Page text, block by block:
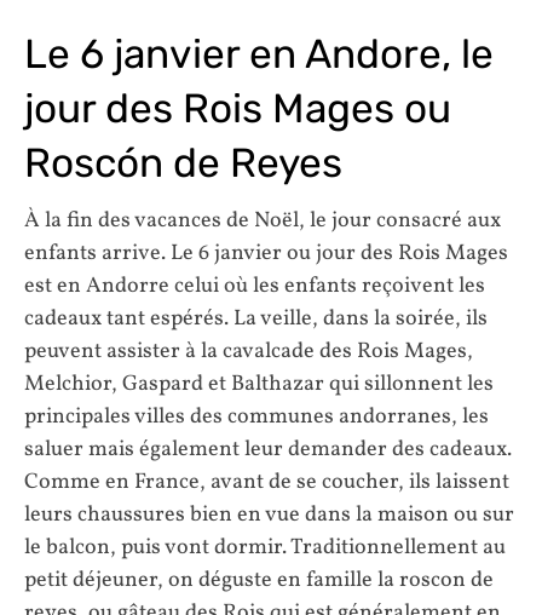
Le 6 janvier en Andore, le
jour des Rois Mages ou
Roscón de Reyes
À la fin des vacances de Noël, le jour consacré aux
enfants arrive. Le 6 janvier ou jour des Rois Mages
est en Andorre celui où les enfants reçoivent les
cadeaux tant espérés. La veille, dans la soirée, ils
peuvent assister à la cavalcade des Rois Mages,
Melchior, Gaspard et Balthazar qui sillonnent les
principales villes des communes andorranes, les
saluer mais également leur demander des cadeaux.
Comme en France, avant de se coucher, ils laissent
leurs chaussures bien en vue dans la maison ou sur
le balcon, puis vont dormir. Traditionnellement au
petit déjeuner, on déguste en famille la roscon de